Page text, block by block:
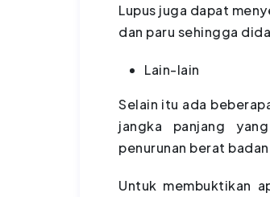
Lupus juga dapat
dan paru sehingga
Lain-lain
Selain itu ada
jangka panjang
penurunan berat
Untuk membuktikan